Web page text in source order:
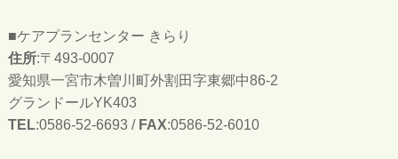
■ケアプランセンター きらり
住所:〒493-0007
愛知県一宮市木曽川町外割田字東郷中86-2
グランドールYK403
TEL:0586-52-6693 / FAX:0586-52-6010